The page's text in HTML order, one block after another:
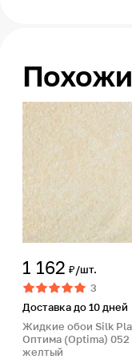
1 162 ₽/шт.
3
Доставка до 10 дней
Жидкие обои Silk
Оптима (Optima) 052
желтый